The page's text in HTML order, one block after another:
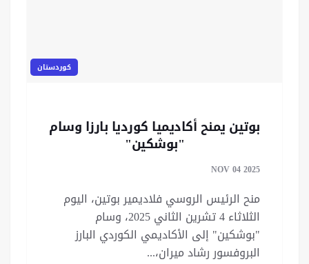
كوردستان
بوتين يمنح أكاديميا كورديا بارزا وسام
"بوشكين"
NOV 04 2025
منح الرئيس الروسي فلاديمير بوتين، اليوم
الثلاثاء 4 تشرين الثاني 2025، وسام
"بوشكين" إلى الأكاديمي الكوردي البارز
البروفسور رشاد ميران،...